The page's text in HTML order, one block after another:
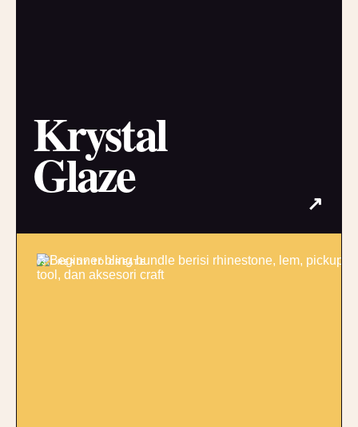
Krystal
Glaze ↗
03 / READY TO CREATE